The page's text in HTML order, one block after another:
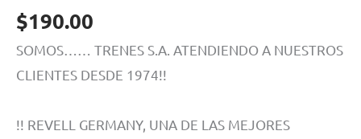
$190.00
SOMOS…… TRENES S.A. ATENDIENDO A NUESTROS
CLIENTES DESDE 1974!!
!! REVELL GERMANY, UNA DE LAS MEJORES